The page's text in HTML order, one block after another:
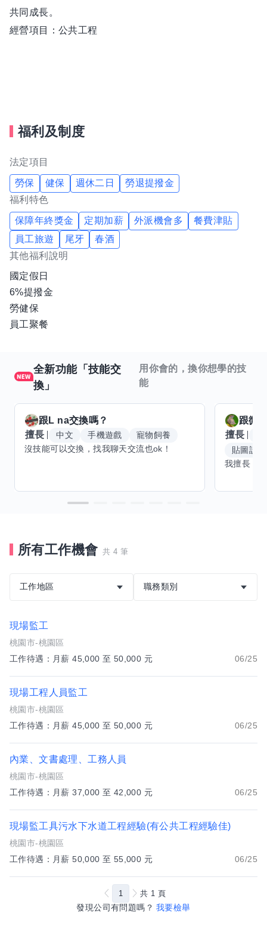
共同成長。
經營項目：公共工程
福利及制度
法定項目
勞保 健保 週休二日
勞退提撥金
福利特色
保障年終獎金 定期加薪 外派機會多
餐費津貼
員工旅遊
尾牙
春酒
其他福利說明
國定假日
6%提撥金
勞健保
員工聚餐
全新功能「技能交
換」
用你會的，換你想學的技
能
跟 L na交換嗎？
擅長
中文 手機遊戲
寵物飼養
沒技能可以交換，找我聊天交流也ok！
跟微
擅長
貼圖設
所有工作機會 共 4 筆
工作地區 職務類別
現場監工
桃園市-桃園區
工作待遇：月薪 45,000 至 50,000 元
06/25
現場工程人員監工
桃園市-桃園區
工作待遇：月薪 45,000 至 50,000 元
06/25
內業、文書處理、工務人員
桃園市-桃園區
工作待遇：月薪 37,000 至 42,000 元
06/25
現場監工具污水下水道工程經驗(有公共工程經驗佳)
桃園市-桃園區
工作待遇：月薪 50,000 至 55,000 元
06/25
發現公司有問題嗎？ 我要檢舉
1 共 1 頁